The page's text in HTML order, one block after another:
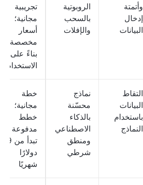
وأتمتة
إدخال
البيانات
الروبوتية
بالسحب
والإفلات
تجريبية
مجانية؛
أسعار
مخصصة
بناءً على
الاستخدام
التقاط
البيانات
باستخدام
النماذج
نماذج
محسّنة
بالذكاء
الاصطناعي
ومنطق
شرطي
خطة
مجانية؛
خطط
مدفوعة
تبدأ من 39
دولارًا
شهريًا